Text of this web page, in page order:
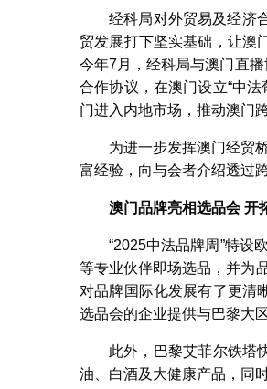
经科局对外贸易及经济
贸发展打下坚实基础，让澳
今年7月，经科局与澳门直
合作协议，在澳门设立“中
门进入内地市场，推动澳门
为进一步发挥澳门经贸
富经验，向与会者介绍透过
澳门品牌亮相选品会 开
“2025中法品牌周”特设
等专业伙伴即场选品，并为
对品牌国际化发展有了更清
选品会的企业提供与巴黎大
此外，巴黎艾菲尔铁塔
油、白酒及大健康产品，同